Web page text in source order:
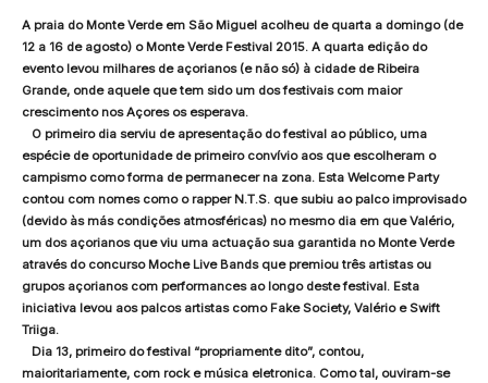
A praia do Monte Verde em São Miguel acolheu de quarta a domingo (de
12 a 16 de agosto) o Monte Verde Festival 2015. A quarta edição do
evento levou milhares de açorianos (e não só) à cidade de Ribeira
Grande, onde aquele que tem sido um dos festivais com maior
crescimento nos Açores os esperava.
O primeiro dia serviu de apresentação do festival ao público, uma
espécie de oportunidade de primeiro convívio aos que escolheram o
campismo como forma de permanecer na zona. Esta Welcome Party
contou com nomes como o rapper N.T.S. que subiu ao palco improvisado
(devido às más condições atmosféricas) no mesmo dia em que Valério,
um dos açorianos que viu uma actuação sua garantida no Monte Verde
através do concurso Moche Live Bands que premiou três artistas ou
grupos açorianos com performances ao longo deste festival. Esta
iniciativa levou aos palcos artistas como Fake Society, Valério e Swift
Triiga.
Dia 13, primeiro do festival “propriamente dito”, contou,
maioritariamente, com rock e música eletronica. Como tal, ouviram-se